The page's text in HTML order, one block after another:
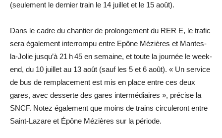
(seulement le dernier train le 14 juillet et le 15 août).
Dans le cadre du chantier de prolongement du RER E, le trafic
sera également interrompu entre Epône Mézières et Mantes-
la-Jolie jusqu’à 21 h 45 en semaine, et toute la journée le week-
end, du 10 juillet au 13 août (sauf les 5 et 6 août). « Un service
de bus de remplacement est mis en place entre ces deux
gares, avec desserte des gares intermédiaires », précise la
SNCF. Notez également que moins de trains circuleront entre
Saint-Lazare et Épône Mézières sur la période.